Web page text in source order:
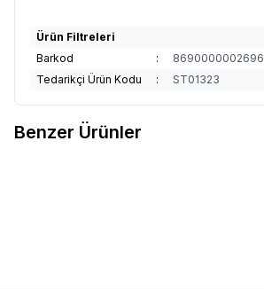
Ürün Filtreleri
Barkod
:
8690000002696
Tedarikçi Ürün Kodu
: ST01323
Benzer Ürünler